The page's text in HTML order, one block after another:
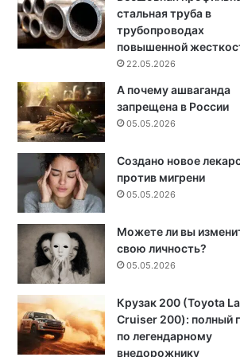
стальная труба в
трубопроводах
повышенной
22.05.2026
А почему ашваганда
запрещена в России
05.05.2026
Создано новое
против мигрени
05.05.2026
Можете ли вы
свою личность?
05.05.2026
Крузак 200 (Toyota
Cruiser 200): полный
по легендарному
внедорожнику